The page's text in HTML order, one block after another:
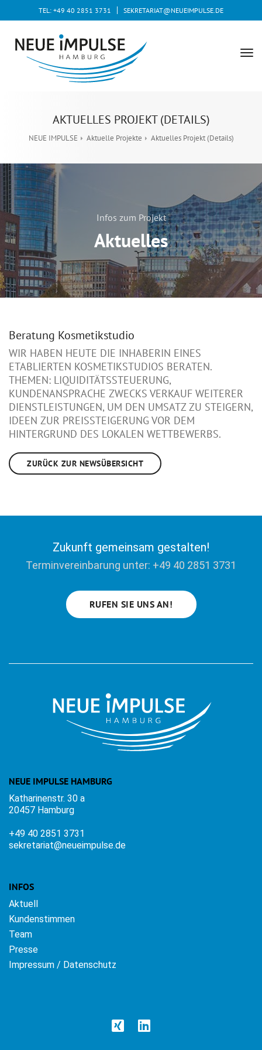
TEL: +49 40 2851 3731 SEKRETARIAT@NEUEIMPULSE.DE
AKTUELLES PROJEKT (DETAILS)
NEUE IMPULSE Aktuelle Projekte Aktuelles Projekt (Details)
Infos zum Projekt
Aktuelles
Beratung Kosmetikstudio
WIR HABEN HEUTE DIE INHABERIN EINES
ETABLIERTEN KOSMETIKSTUDIOS BERATEN.
THEMEN: LIQUIDITÄTSSTEUERUNG,
KUNDENANSPRACHE ZWECKS VERKAUF WEITERER
DIENSTLEISTUNGEN, UM DEN UMSATZ ZU STEIGERN,
IDEEN ZUR PREISSTEIGERUNG VOR DEM
HINTERGRUND DES LOKALEN WETTBEWERBS.
ZURÜCK ZUR NEWSÜBERSICHT
Zukunft gemeinsam gestalten!
Terminvereinbarung unter: +49 40 2851 3731
RUFEN SIE UNS AN!
NEUE IMPULSE HAMBURG
Katharinenstr. 30 a
20457 Hamburg
+49 40 2851 3731
sekretariat@neueimpulse.de
INFOS
Aktuell
Kundenstimmen
Team
Presse
Impressum / Datenschutz